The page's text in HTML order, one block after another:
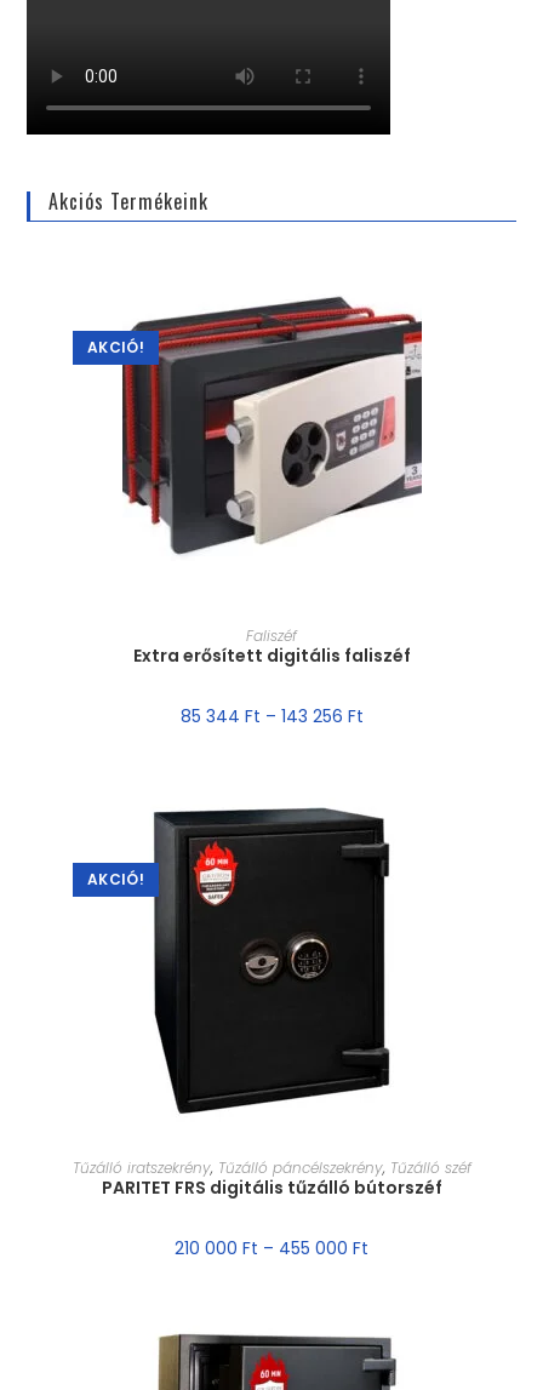
Akciós Termékeink
AKCIÓ!
MÉRET VÁLASZTÁSA
Faliszéf
Extra erősített digitális faliszéf
85 344 Ft – 143 256 Ft
AKCIÓ!
MÉRET VÁLASZTÁSA
Tűzálló iratszekrény, Tűzálló páncélszekrény, Tűzálló széf
PARITET FRS digitális tűzálló bútorszéf
210 000 Ft – 455 000 Ft